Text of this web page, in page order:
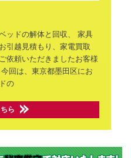
ッドの解体と回収、
家具
引越見積もり、家電買取
依頼いただきましたお客様
今回は、東京都墨田区にお
の
ら